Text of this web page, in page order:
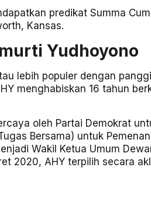
predikat Summa
Kansas.
Yudhoyono
lebih populer dengan
menghabiskan 16 tahun
oleh Partai Demokrat
Bersama) untuk
Wakil Ketua Umum
2020, AHY terpilih secara